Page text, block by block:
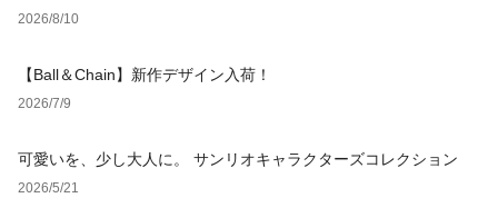
2026/8/10
【Ball＆Chain】新作デザイン入荷！
2026/7/9
可愛いを、少し大人に。 サンリオキャラクターズコレクション
2026/5/21